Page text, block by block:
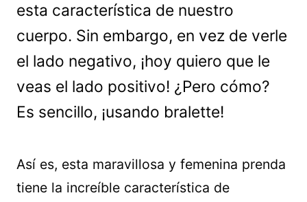
esta característica de nuestro
cuerpo. Sin embargo, en vez de verle
el lado negativo, ¡hoy quiero que le
veas el lado positivo! ¿Pero cómo?
Es sencillo, ¡usando bralette!
Así es, esta maravillosa y femenina prenda
tiene la increíble característica de